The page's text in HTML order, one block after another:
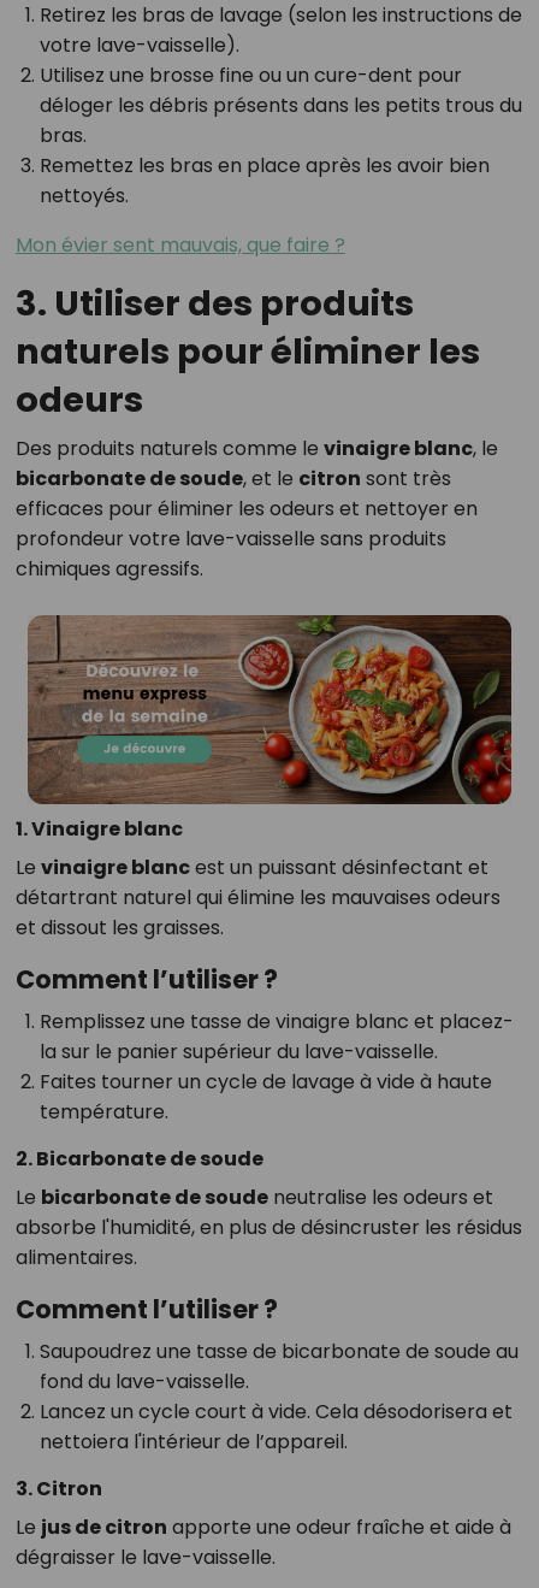
Retirez les bras de lavage (selon les instructions de
votre lave-vaisselle).
Utilisez une brosse fine ou un cure-dent pour
déloger les débris présents dans les petits trous du
bras.
Remettez les bras en place après les avoir bien
nettoyés.
Mon évier sent mauvais, que faire ?
3. Utiliser des produits
naturels pour éliminer les
odeurs
Des produits naturels comme le vinaigre blanc, le
bicarbonate de soude, et le citron sont très
efficaces pour éliminer les odeurs et nettoyer en
profondeur votre lave-vaisselle sans produits
chimiques agressifs.
1. Vinaigre blanc
Le vinaigre blancest un puissant désinfectant et
détartrant naturel qui élimine les mauvaises odeurs
et dissout les graisses.
Comment l’utiliser ?
Remplissez une tasse de vinaigre blanc et placez-
la sur le panier supérieur du lave-vaisselle.
Faites tourner un cycle de lavage à vide à haute
température.
2. Bicarbonate de soude
Le bicarbonate de soudeneutralise les odeurs et
absorbe l'humidité, en plus de désincruster les résidus
alimentaires.
Comment l’utiliser ?
Saupoudrez une tasse de bicarbonate de soude au
fond du lave-vaisselle.
Lancez un cycle court à vide. Cela désodorisera et
nettoiera l'intérieur de l’appareil.
3. Citron
Le jus de citron apporte une odeur fraîche et aide à
dégraisser le lave-vaisselle.